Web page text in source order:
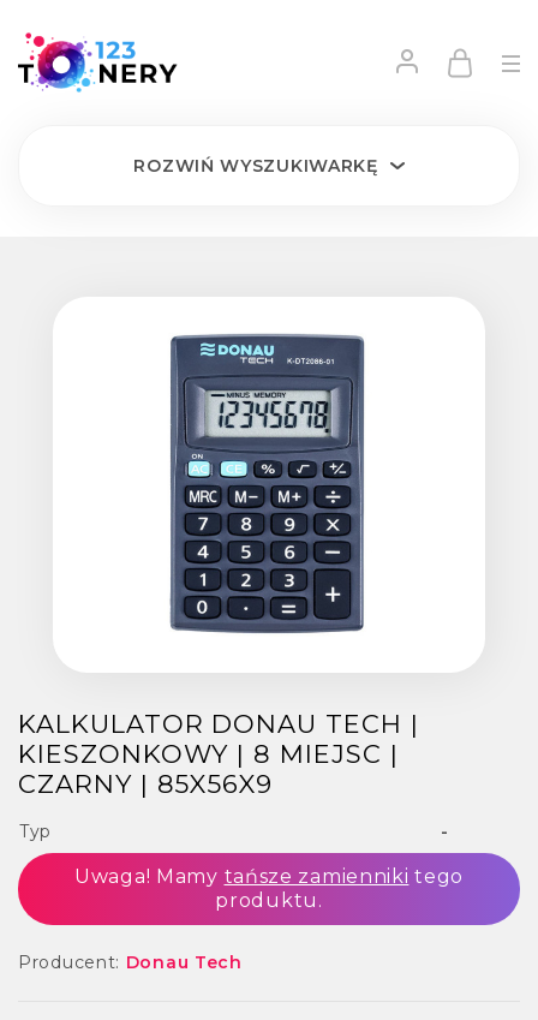
ROZWIŃ WYSZUKIWARKĘ
KALKULATOR DONAU TECH |
KIESZONKOWY | 8 MIEJSC |
CZARNY | 85X56X9
Typ -
Uwaga! Mamy tańsze zamienniki tego
produktu.
Producent: Donau Tech